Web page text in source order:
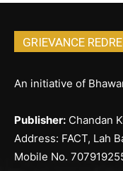
GRIEVANCE
An initiative of
Publisher: Chandan
Address: FACT, Lah
Mobile No.